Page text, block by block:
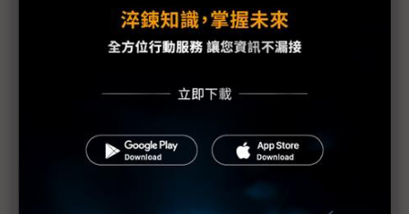
Anduril逆襲之路：從Meta棄子到與波音比肩的國防
隊、AI護台海
「AI無人船」擁抱矽谷錢潮 惡海考驗技術力
以色列新創憑「科技戰士」軍事經歷 攻略美國防市